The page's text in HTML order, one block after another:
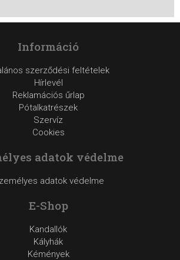
Információ
szerződési feltételek
Hírlevél
Reklamációs űrlap
Pótalkatrészek
Szervíz
Cookies
adatok védelme
adatok védelme
E-Shop
Kandallók
Kályhák
Kémények